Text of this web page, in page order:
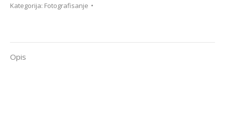
Kategorija: Fotografisanje
Opis